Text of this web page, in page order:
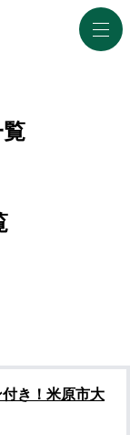
付き！米原市大